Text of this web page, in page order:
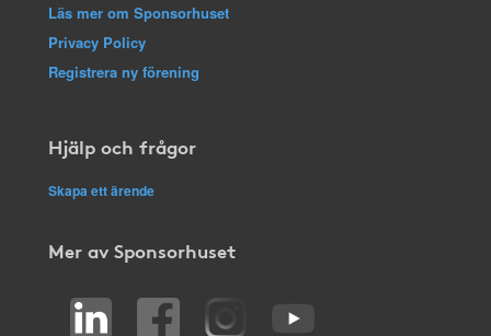
Läs mer om Sponsorhuset
Privacy Policy
Registrera ny förening
Hjälp och frågor
Skapa ett ärende
Mer av Sponsorhuset